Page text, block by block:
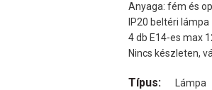
Anyaga: fém és
IP20 beltéri lámpa
4 db E14-es max
Nincs készleten,
Típus: Lámpa